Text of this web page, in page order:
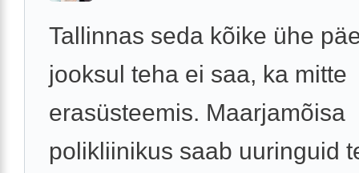
Tallinnas seda kõike ühe
jooksul teha ei saa, ka mitte
erasüsteemis. Maarjamõisa
polikliinikus saab uuringuid